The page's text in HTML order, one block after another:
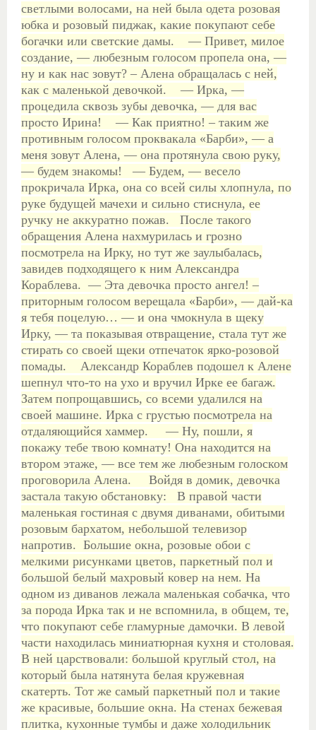
светлыми волосами, на ней была одета розовая
юбка и розовый пиджак, какие покупают себе
богачки или светские дамы. — Привет, милое
создание, — любезным голосом пропела она, —
ну и как нас зовут? – Алена обращалась с ней,
как с маленькой девочкой. — Ирка, —
процедила сквозь зубы девочка, — для вас
просто Ирина! — Как приятно! – таким же
противным голосом проквакала «Барби», — а
меня зовут Алена, — она протянула свою руку,
— будем знакомы! — Будем, — весело
прокричала Ирка, она со всей силы хлопнула, по
руке будущей мачехи и сильно стиснула, ее
ручку не аккуратно пожав. После такого
обращения Алена нахмурилась и грозно
посмотрела на Ирку, но тут же заулыбалась,
завидев подходящего к ним Александра
Кораблева. — Эта девочка просто ангел! –
приторным голосом верещала «Барби», — дай-ка
я тебя поцелую… — и она чмокнула в щеку
Ирку, — та показывая отвращение, стала тут же
стирать со своей щеки отпечаток ярко-розовой
помады. Александр Кораблев подошел к Алене
шепнул что-то на ухо и вручил Ирке ее багаж.
Затем попрощавшись, со всеми удалился на
своей машине. Ирка с грустью посмотрела на
отдаляющийся хаммер. — Ну, пошли, я
покажу тебе твою комнату! Она находится на
втором этаже, — все тем же любезным голоском
проговорила Алена. Войдя в домик, девочка
застала такую обстановку: В правой части
маленькая гостиная с двумя диванами, обитыми
розовым бархатом, небольшой телевизор
напротив. Большие окна, розовые обои с
мелкими рисунками цветов, паркетный пол и
большой белый махровый ковер на нем. На
одном из диванов лежала маленькая собачка, что
за порода Ирка так и не вспомнила, в общем, те,
что покупают себе гламурные дамочки. В левой
части находилась миниатюрная кухня и столовая.
В ней царствовали: большой круглый стол, на
который была натянута белая кружевная
скатерть. Тот же самый паркетный пол и такие
же красивые, большие окна. На стенах бежевая
плитка, кухонные тумбы и даже холодильник